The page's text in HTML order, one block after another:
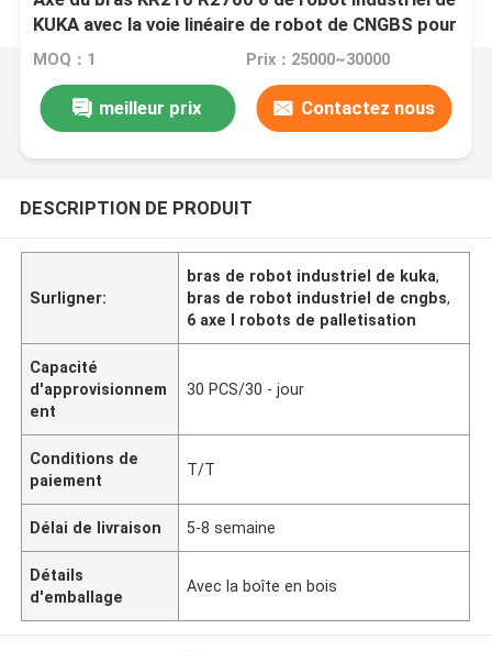
KUKA avec la voie linéaire de robot de CNGBS pour
la ligne de travail d'automation
MOQ：1 Prix：25000~30000
meilleur prix Contactez nous
DESCRIPTION DE PRODUIT
Surligner:
bras de robot industriel de kuka,
bras de robot industriel de cngbs,
6 axe l robots de palletisation
Capacité
d'approvisionnem
ent
30 PCS/30 - jour
Conditions de
paiement
T/T
Délai de livraison 5-8 semaine
Détails
d'emballage
Avec la boîte en bois